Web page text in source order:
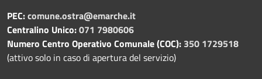
PEC:comune.ostra@emarche.it
Centralino Unico:071 7980606
Numero Centro Operativo Comunale (COC): 350 1729518
(attivo solo in caso di apertura del servizio)